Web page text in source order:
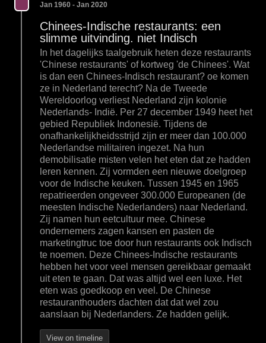
Jan 1960 - Jan 2020
Chinees-Indische restaurants: een
slimme uitvinding. niet Indisch
In het dagelijks taalgebruik heten deze restaurants
'Chinese restaurants' of kortweg 'de Chinees'. Wat
is dan een Chinees-Indisch restaurant? oe komen
ze in Nederland terecht? Na de Tweede
Wereldoorlog verliest Nederland zijn kolonie
Nederlands- Indië. Per 27 december 1949 heet het
gebied Republiek Indonesië. Tijdens de
onafhankelijkheidsstrijd zijn er meer dan 100.000
Nederlandse militairen ingezet. Na hun
demobilisatie misten velen het eten dat ze hadden
leren kennen. Zij vormden een nieuwe doelgroep
voor de Indische keuken. Tussen 1945 en 1965
repatrieerden ongeveer 300.000 Europeanen (de
meesten Indische Nederlanders) naar Nederland.
Zij namen hun eetcultuur mee. Chinese
ondernemers zagen kansen en pasten de
marketingtruc toe door hun restaurants ook Indisch
te noemen. Deze Chinees-Indische restaurants
hebben het voor veel mensen gereikbaar gemaakt
uit eten te gaan. Dat was altijd wel een luxe. Het
eten was goedkoop en veel. De Chinese
restauranthouders dachten dat dat wel zou
aanslaan bij Nederlanders. Ze hadden gelijk.
View on timeline